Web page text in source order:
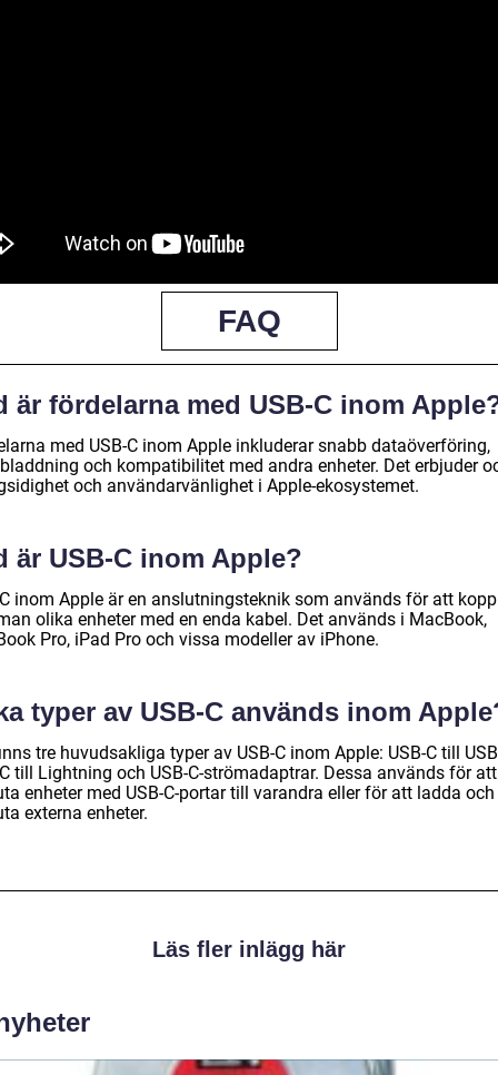
FAQ
är fördelarna med USB-C inom
med USB-C inom Apple inkluderar snabb dataöverföring,
och kompatibilitet med andra enheter. Det erbjuder
och användarvänlighet i Apple-ekosystemet.
är USB-C inom Apple?
inom Apple är en anslutningsteknik som används för att
olika enheter med en enda kabel. Det används i MacBook,
Pro, iPad Pro och vissa modeller av iPhone.
typer av USB-C används inom
tre huvudsakliga typer av USB-C inom Apple: USB-C till
till Lightning och USB-C-strömadaptrar. Dessa används för att
enheter med USB-C-portar till varandra eller för att ladda och
externa enheter.
Läs fler inlägg här